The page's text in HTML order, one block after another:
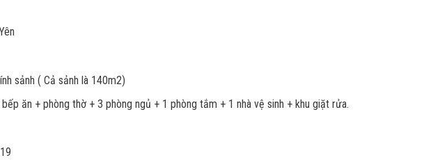
sảnh ( Cả sảnh là 140m2)
ăn + phòng thờ + 3 phòng ngủ + 1 phòng tắm + 1 nhà vệ sinh + khu giặt rửa.